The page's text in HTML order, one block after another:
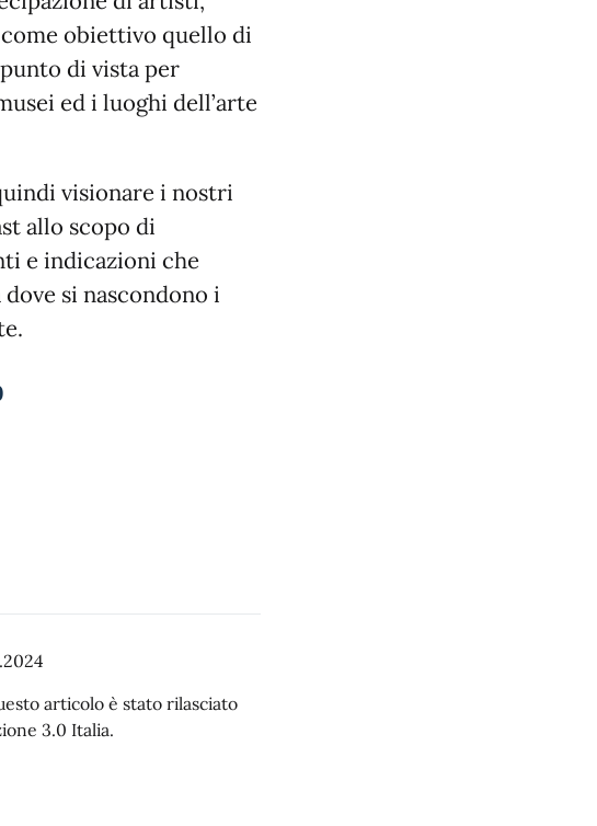
obiettivo quello di
di vista per
ed i luoghi dell’arte
visionare i nostri
allo scopo di
e indicazioni che
si nascondono i
articolo è stato rilasciato
3.0 Italia.